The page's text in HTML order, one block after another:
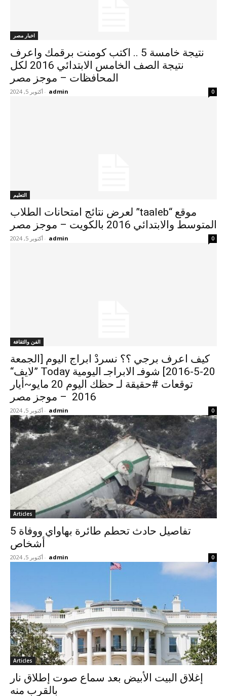
اخبار مصر
نتيجة خامسة 5 .. اكتب كومنت برقمك واعرف
نتيجة الصف الخامس الابتدائي 2016 لكل
المحافظات – موجز مصر
admin
- أكتوبر 5, 2024 0
التعليم
موقع “taaleb” لعرض نتائج امتحانات الطلاب
المتوسط والابتدائي 2016 بالكويت – موجز مصر
admin
- أكتوبر 5, 2024 0
الفن والثقافة
كيف اعرف برجي ؟؟ نسردْ ابراج اليوم [الجمعة
20-5-2016] شوفـ الابراجـ اليومية Today ”لايف“
توقعات #حقيقة لـ حظك اليوم 20 مايو~أيار
2016 – موجز مصر
admin
- أكتوبر 5, 2024 0
Articles
تفاصيل حادث تحطم طائرة بهاواي ووفاة 5
أشخاص
admin
- أكتوبر 5, 2024 0
Articles
إغلاق البيت الأبيض بعد سماع صوت إطلاق نار
بالقرب منه